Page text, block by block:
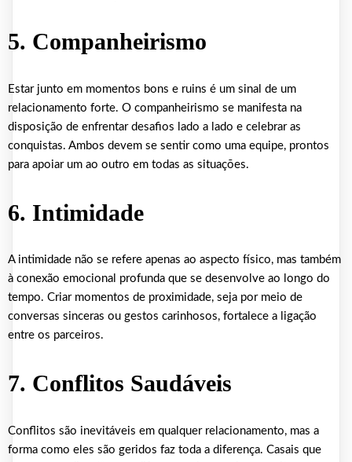
5. Companheirismo
Estar junto em momentos bons e ruins é um sinal de um
relacionamento forte. O companheirismo se manifesta na
disposição de enfrentar desafios lado a lado e celebrar as
conquistas. Ambos devem se sentir como uma equipe, prontos
para apoiar um ao outro em todas as situações.
6. Intimidade
A intimidade não se refere apenas ao aspecto físico, mas também
à conexão emocional profunda que se desenvolve ao longo do
tempo. Criar momentos de proximidade, seja por meio de
conversas sinceras ou gestos carinhosos, fortalece a ligação
entre os parceiros.
7. Conflitos Saudáveis
Conflitos são inevitáveis em qualquer relacionamento, mas a
forma como eles são geridos faz toda a diferença. Casais que